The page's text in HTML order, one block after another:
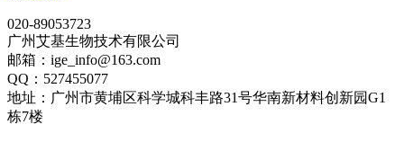
020-89053723
广州艾基生物技术有限公司
邮箱：ige_info@163.com
QQ：527455077
地址：广州市黄埔区科学城科丰路31号华南新材料创新园G1
栋7楼